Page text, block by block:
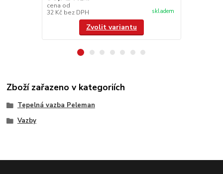
cena od
32 Kč bez DPH skladem
Zvolit variantu
Zboží zařazeno v kategoriích
Tepelná vazba Peleman
Vazby